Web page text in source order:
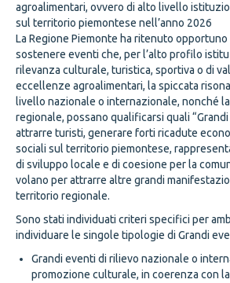
agroalimentari, ovvero di alto livello
sul territorio piemontese nell’anno 2026
La Regione Piemonte ha ritenuto opportuno
sostenere eventi che, per l’alto profilo
rilevanza culturale, turistica, sportiva o di
eccellenze agroalimentari, la spiccata
livello nazionale o internazionale, nonché
regionale, possano qualificarsi quali
attrarre turisti, generare forti ricadute
sociali sul territorio piemontese,
di sviluppo locale e di coesione per la
volano per attrarre altre grandi
territorio regionale.
Sono stati individuati criteri specifici per
individuare le singole tipologie di Grandi
Grandi eventi di rilievo nazionale o
promozione culturale, in coerenza con